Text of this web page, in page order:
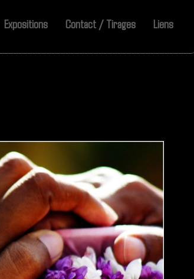
Expositions Contact / Tirages Liens